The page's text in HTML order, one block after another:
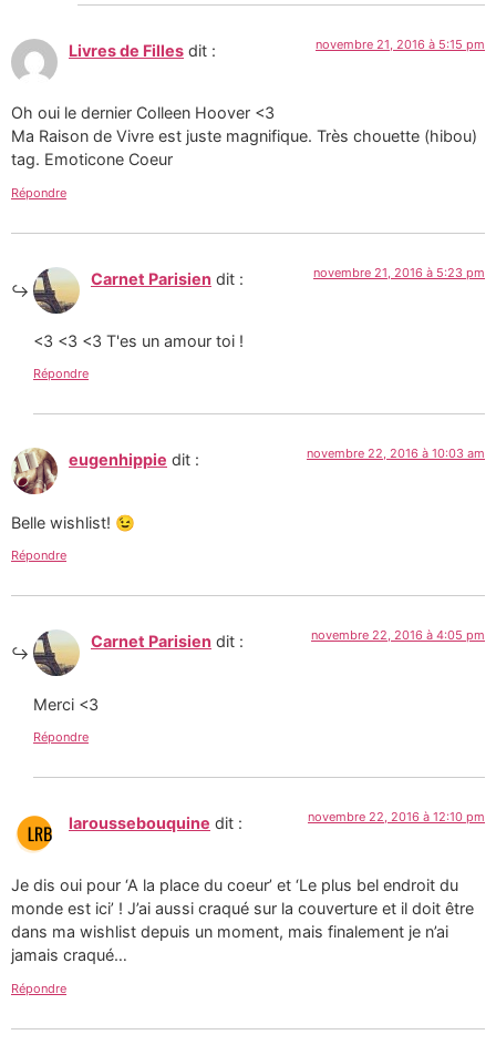
Livres de Filles dit : novembre 21, 2016 à 5:15 pm
Oh oui le dernier Colleen Hoover <3
Ma Raison de Vivre est juste magnifique. Très chouette (hibou)
tag. Emoticone Coeur
Répondre
Carnet Parisien dit : novembre 21, 2016 à 5:23 pm
<3 <3 <3 T'es un amour toi !
Répondre
eugenhippie dit : novembre 22, 2016 à 10:03 am
Belle wishlist! 😉
Répondre
Carnet Parisien dit : novembre 22, 2016 à 4:05 pm
Merci <3
Répondre
laroussebouquine dit : novembre 22, 2016 à 12:10 pm
Je dis oui pour ‘A la place du coeur’ et ‘Le plus bel endroit du
monde est ici’ ! J’ai aussi craqué sur la couverture et il doit être
dans ma wishlist depuis un moment, mais finalement je n’ai
jamais craqué…
Répondre